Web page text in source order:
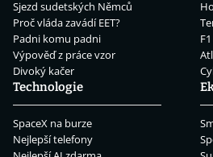
Sjezd sudetských Němců
Proč vláda zavádí EET?
Padni komu padni
Výpověď z práce vzor
Divoký kačer
Technologie
SpaceX na burze
Nejlepší telefony